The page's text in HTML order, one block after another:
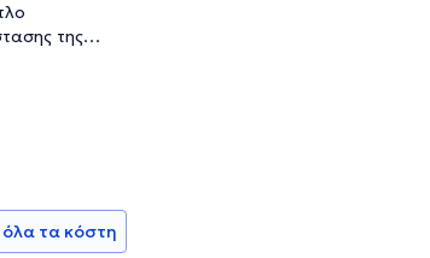
της
δια βίου
και είναι
όλα τα κόστη